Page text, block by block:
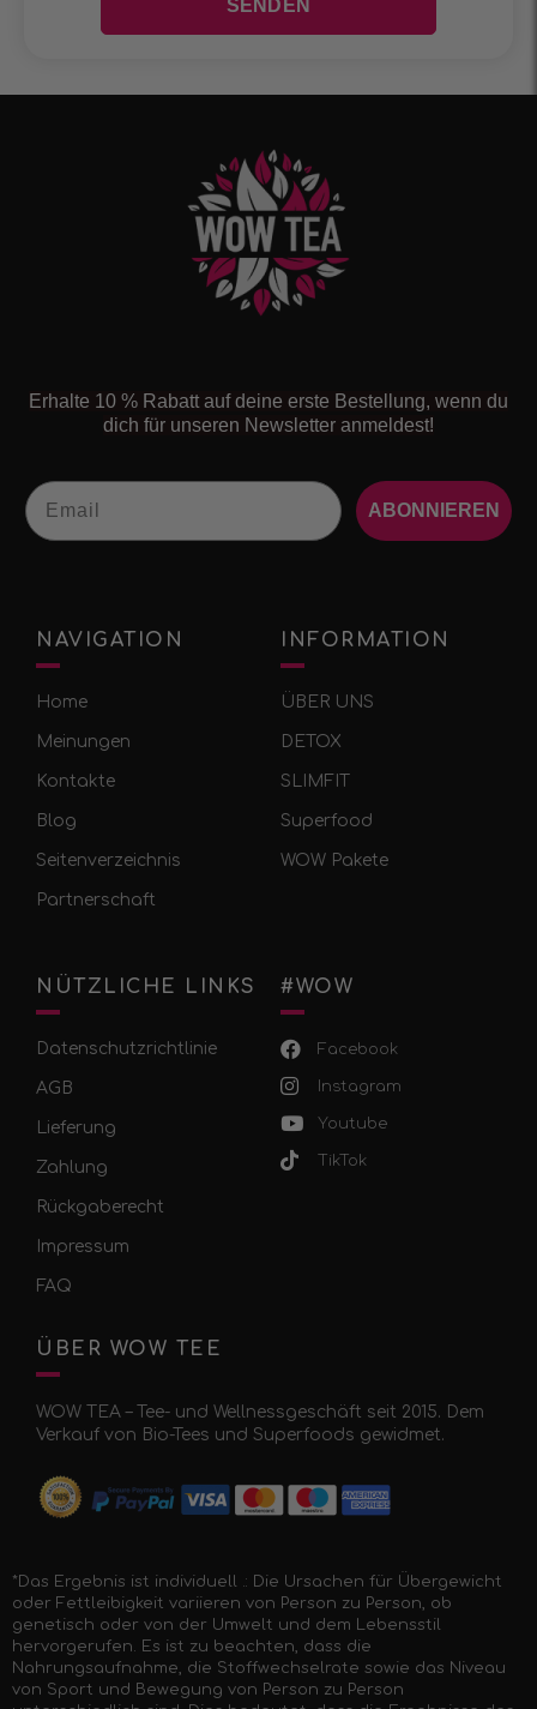
Erhalte 10 % Rabatt auf deine erste Bestellung, wenn du
dich für unseren Newsletter anmeldest!
Email
ABONNIEREN
NAVIGATION
Home
Meinungen
Kontakte
Blog
Seitenverzeichnis
Partnerschaft
INFORMATION
ÜBER UNS
DETOX
SLIMFIT
Superfood
WOW Pakete
NÜTZLICHE LINKS
Datenschutzrichtlinie
AGB
Lieferung
Zahlung
Rückgaberecht
Impressum
FAQ
#WOW
Facebook
Instagram
Youtube
TikTok
ÜBER WOW TEE
WOW TEA – Tee- und Wellnessgeschäft seit 2015. Dem
Verkauf von Bio-Tees und Superfoods gewidmet.
*Das Ergebnis ist individuell .: Die Ursachen für Übergewicht
oder Fettleibigkeit variieren von Person zu Person, ob
genetisch oder von der Umwelt und dem Lebensstil
hervorgerufen. Es ist zu beachten, dass die
Nahrungsaufnahme, die Stoffwechselrate sowie das Niveau
von Sport und Bewegung von Person zu Person